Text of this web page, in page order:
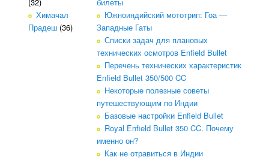
Химачал
Прадеш (36)
Южноиндийский мототрип: Гоа —
Западные Гаты
Списки задач для плановых
технических осмотров Enfield Bullet
Перечень технических характеристик
Enfield Bullet 350/500 CC
Некоторые полезные советы
путешествующим по Индии
Базовые настройки Enfield Bullet
Royal Enfield Bullet 350 CC. Почему
именно он?
Как не отравиться в Индии